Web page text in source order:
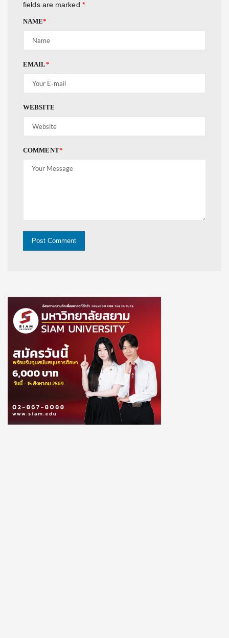
fields are marked *
NAME*
EMAIL*
WEBSITE
COMMENT*